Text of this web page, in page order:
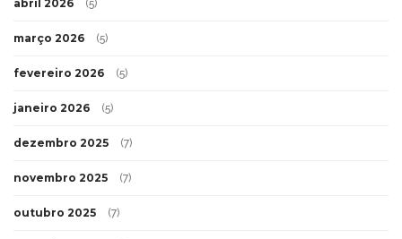
abril 2026 (5)
março 2026 (5)
fevereiro 2026 (5)
janeiro 2026 (5)
dezembro 2025 (7)
novembro 2025 (7)
outubro 2025 (7)